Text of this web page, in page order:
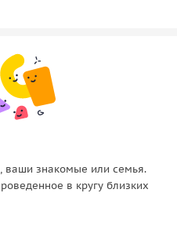
с собой хорошее
ваши знакомые или семья.
в кругу близких